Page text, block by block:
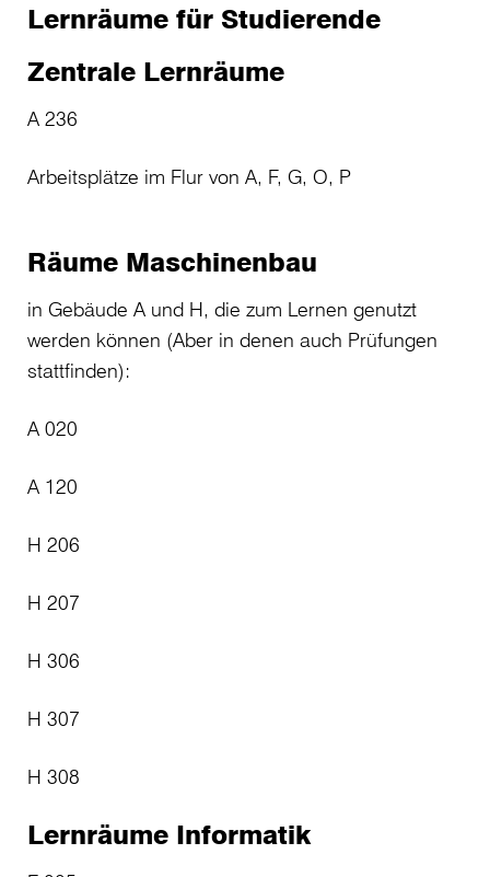
Lernräume für Studierende
Zentrale Lernräume
A 236
Arbeitsplätze im Flur von A, F, G, O, P
Räume Maschinenbau
in Gebäude A und H, die zum Lernen genutzt
werden können (Aber in denen auch Prüfungen
stattfinden):
A 020
A 120
H 206
H 207
H 306
H 307
H 308
Lernräume Informatik